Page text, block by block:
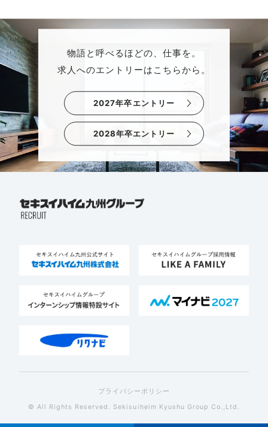
物語と呼べるほどの、仕事を。
求人へのエントリーはこちらから。
2027年卒エントリー
2028年卒エントリー
プライバシーポリシー
© All Rights Reserved. Sekisuiheim Kyushu Group Co.,Ltd.